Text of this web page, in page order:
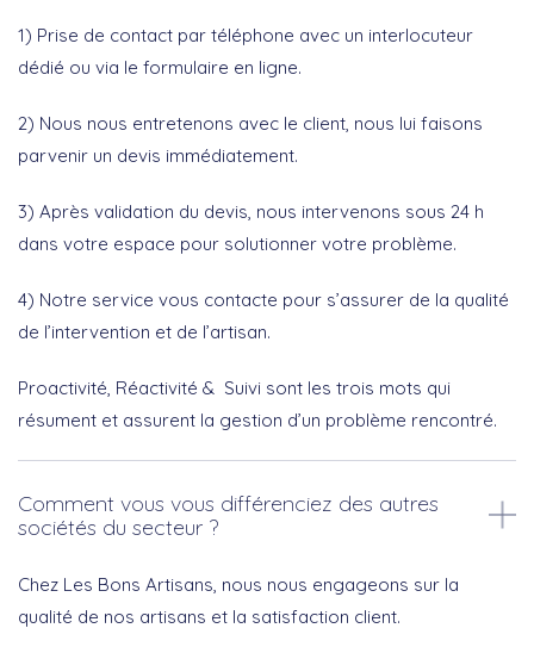
1) Prise de contact par téléphone avec un interlocuteur
dédié ou via le formulaire en ligne.
2) Nous nous entretenons avec le client, nous lui faisons
parvenir un devis immédiatement.
3) Après validation du devis, nous intervenons sous 24 h
dans votre espace pour solutionner votre problème.
4) Notre service vous contacte pour s’assurer de la qualité
de l’intervention et de l’artisan.
Proactivité, Réactivité & Suivi sont les trois mots qui
résument et assurent la gestion d’un problème rencontré.
Comment vous vous différenciez des autres
sociétés du secteur ?
Chez Les Bons Artisans, nous nous engageons sur la
qualité de nos artisans et la satisfaction client.